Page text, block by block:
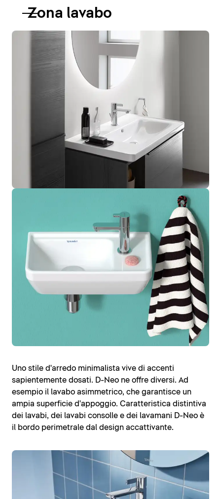
Zona lavabo
Uno stile d'arredo minimalista vive di accenti
sapientemente dosati. D-Neo ne offre diversi. Ad
esempio il lavabo asimmetrico, che garantisce un
ampia superficie d'appoggio. Caratteristica distintiva
dei lavabi, dei lavabi consolle e dei lavamani D-Neo è
il bordo perimetrale dal design accattivante.